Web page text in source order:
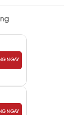
NGAY
NGAY